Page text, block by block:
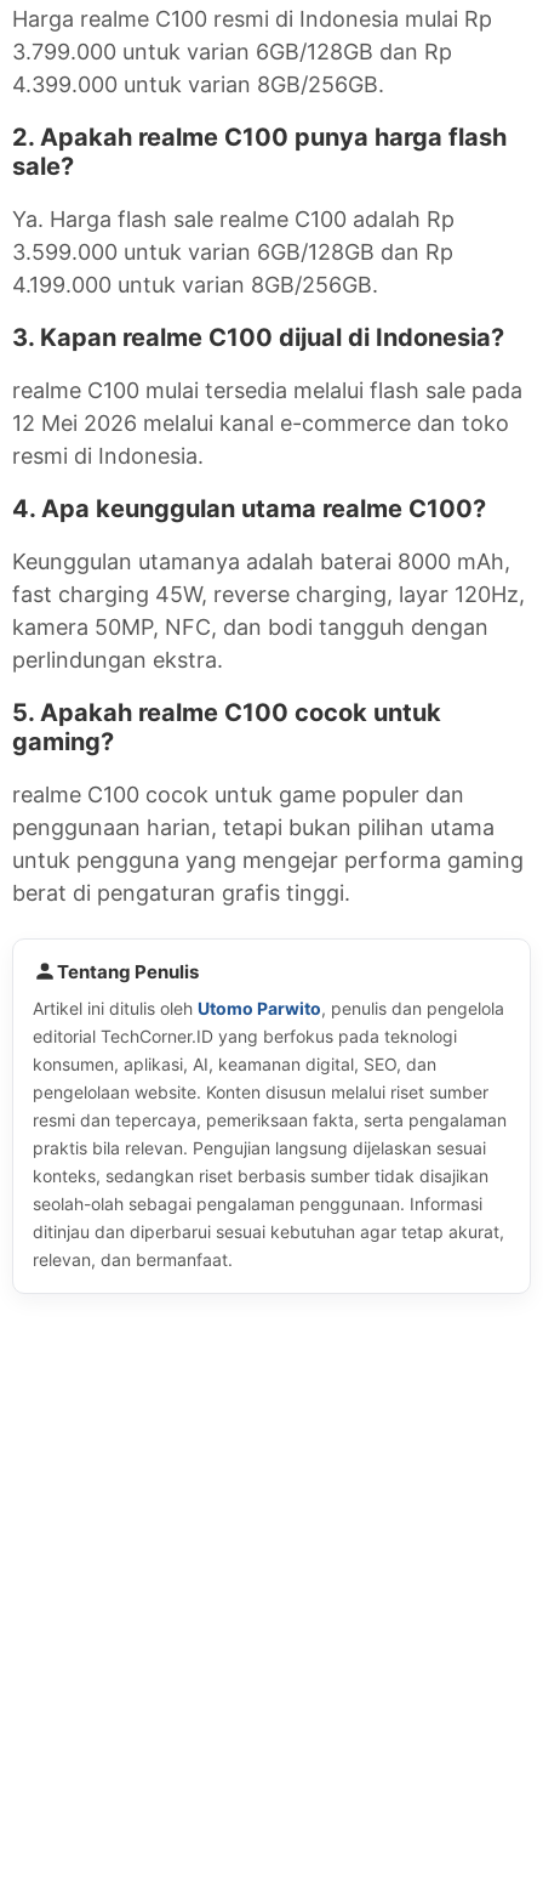
Harga realme C100 resmi di Indonesia mulai Rp
3.799.000 untuk varian 6GB/128GB dan Rp
4.399.000 untuk varian 8GB/256GB.
2. Apakah realme C100 punya harga flash
sale?
Ya. Harga flash sale realme C100 adalah Rp
3.599.000 untuk varian 6GB/128GB dan Rp
4.199.000 untuk varian 8GB/256GB.
3. Kapan realme C100 dijual di Indonesia?
realme C100 mulai tersedia melalui flash sale pada
12 Mei 2026 melalui kanal e-commerce dan toko
resmi di Indonesia.
4. Apa keunggulan utama realme C100?
Keunggulan utamanya adalah baterai 8000 mAh,
fast charging 45W, reverse charging, layar 120Hz,
kamera 50MP, NFC, dan bodi tangguh dengan
perlindungan ekstra.
5. Apakah realme C100 cocok untuk
gaming?
realme C100 cocok untuk game populer dan
penggunaan harian, tetapi bukan pilihan utama
untuk pengguna yang mengejar performa gaming
berat di pengaturan grafis tinggi.
Tentang Penulis
Artikel ini ditulis oleh Utomo Parwito, penulis dan pengelola
editorial TechCorner.ID yang berfokus pada teknologi
konsumen, aplikasi, AI, keamanan digital, SEO, dan
pengelolaan website. Konten disusun melalui riset sumber
resmi dan tepercaya, pemeriksaan fakta, serta pengalaman
praktis bila relevan. Pengujian langsung dijelaskan sesuai
konteks, sedangkan riset berbasis sumber tidak disajikan
seolah-olah sebagai pengalaman penggunaan. Informasi
ditinjau dan diperbarui sesuai kebutuhan agar tetap akurat,
relevan, dan bermanfaat.